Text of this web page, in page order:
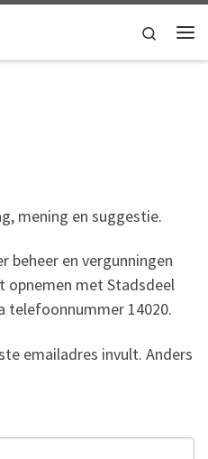
Search
mening en suggestie.
beheer en vergunningen
opnemen met Stadsdeel
telefoonnummer 14020.
emailadres invult. Anders